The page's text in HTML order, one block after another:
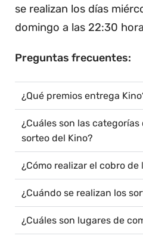
se realizan los días
domingo a las 22:30
Preguntas frecuentes:
¿Qué premios entrega
¿Cuáles son las
sorteo del Kino?
¿Cómo realizar el cobro de
¿Cuándo se realizan los
¿Cuáles son lugares de